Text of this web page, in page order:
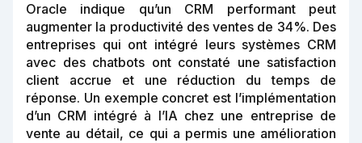
Oracle indique qu’un CRM performant peut
augmenter la productivité des ventes de 34%. Des
entreprises qui ont intégré leurs systèmes CRM
avec des chatbots ont constaté une satisfaction
client accrue et une réduction du temps de
réponse. Un exemple concret est l’implémentation
d’un CRM intégré à l’IA chez une entreprise de
vente au détail, ce qui a permis une amélioration